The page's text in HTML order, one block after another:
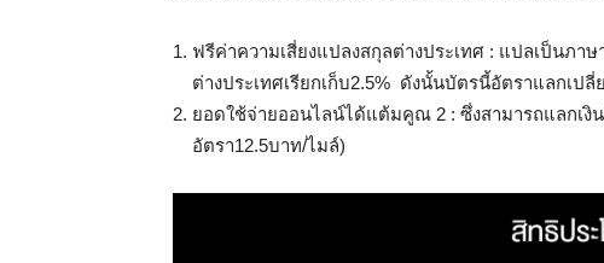
ฟรีค่าความเสี่ยงแปลงสกุลต่างประเทศ : แปลเป็นภา
ต่างประเทศเรียกเก็บ2.5% ดังนั้นบัตรนี้อัตราแลกเป
ยอดใช้จ่ายออนไลน์ได้แต้มคูณ 2 : ซึ่งสามารถแลกเงิ
อัตรา12.5บาท/ไมล์)